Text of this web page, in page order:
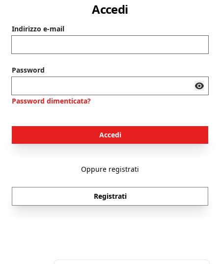
Accedi
Indirizzo e-mail
Password
Password dimenticata?
Accedi
Oppure registrati
Registrati